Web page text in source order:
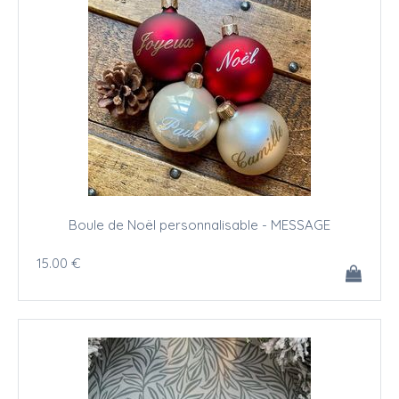
Boule de Noël personnalisable - MESSAGE
15.00 €